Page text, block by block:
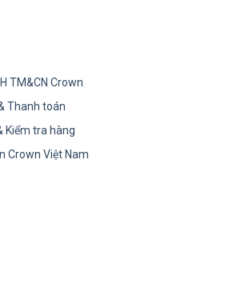
TM&CN Crown
Thanh toán
Kiểm tra hàng
Crown Việt Nam